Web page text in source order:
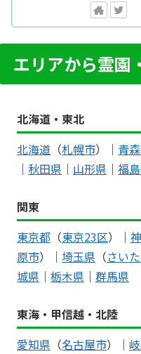
エリアから霊園
北海道・東北
北海道 （札幌市）｜ 青
｜ 秋田県 ｜ 山形県 ｜ 福
関東
東京都 （東京23区）｜
原市）｜ 埼玉県 （さい
城県 ｜ 栃木県 ｜ 群馬県
東海・甲信越・北陸
愛知県 （名古屋市）｜